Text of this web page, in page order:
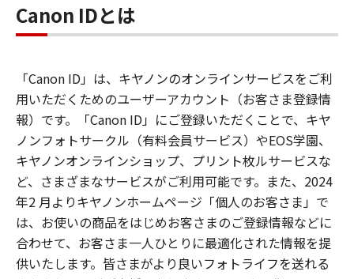
Canon IDとは
「Canon ID」は、キヤノンのオンラインサービスをご利
用いただくためのユーザーアカウント（お客さま登録情
報）です。「Canon ID」にご登録いただくことで、キヤ
ノンフォトサークル（有料会員サービス）やEOS学園、
キヤノンオンラインショップ、プリント枚ルサービスな
ど、さまざまなサービスがご利用可能です。また、2024
年2 月よりキヤノンホームページ「個人のお客さま」で
は、お使いの商品をはじめお客さまのご登録情報などに
合わせて、お客さま一人ひとりに最適化された情報を提
供いたします。皆さまがより良いフォトライフを送れる